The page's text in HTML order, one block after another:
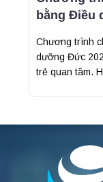
bằng Điều
Chương trình
dưỡng Đức
trẻ quan tâm.